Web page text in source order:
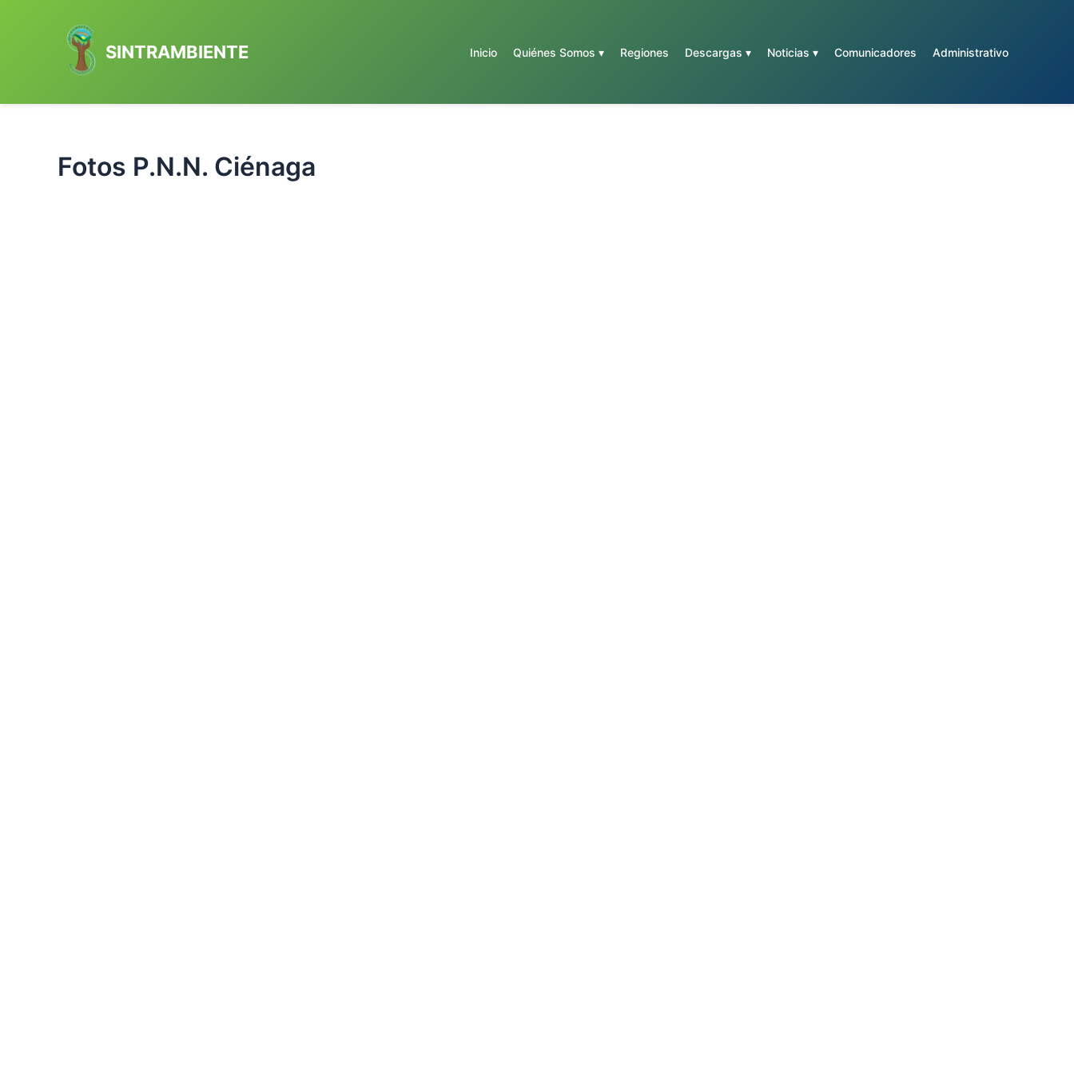
SINTRAMBIENTE Inicio Quiénes Somos ▾ Regiones Descargas ▾ Noticias ▾ Comunicadores Administrativo
Fotos P.N.N. Ciénaga